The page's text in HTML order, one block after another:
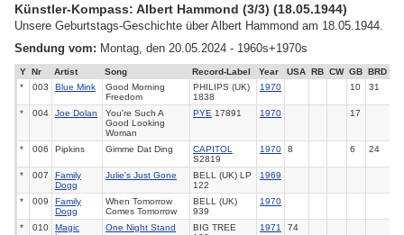
Künstler-Kompass: Albert Hammond (3/3) (18.05.1944)
Unsere Geburtstags-Geschichte über Albert Hammond am 18.05.1944.
Sendung vom: Montag, den 20.05.2024 - 1960s+1970s
Y Nr Artist Song Record-Label Year USA RB CW GB
BRD
*
003 Blue Mink
Good Morning
Freedom
PHILIPS (UK)
1838
1970 10 31
* 004 Joe Dolan
You're Such A
Good Looking
Woman
PYE 17891 1970 17
* 006 Pipkins Gimme Dat Ding
CAPITOL
S2819
1970 8 6 24
* 007
Family
Dogg
Julie's Just Gone
BELL (UK) LP
122
1969
* 009
Family
Dogg
When Tomorrow
Comes Tomorrow
BELL (UK)
939
1970
* 010
Magic
One Night Stand
BIG TREE
1971 74